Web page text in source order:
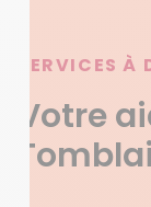
SERVICES À
Votre